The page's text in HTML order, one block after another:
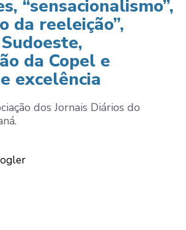
“sensacionalismo”,
da reeleição”,
da Copel e
excelência
dos Jornais Diários do